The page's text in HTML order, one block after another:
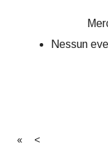
Nessun
« <